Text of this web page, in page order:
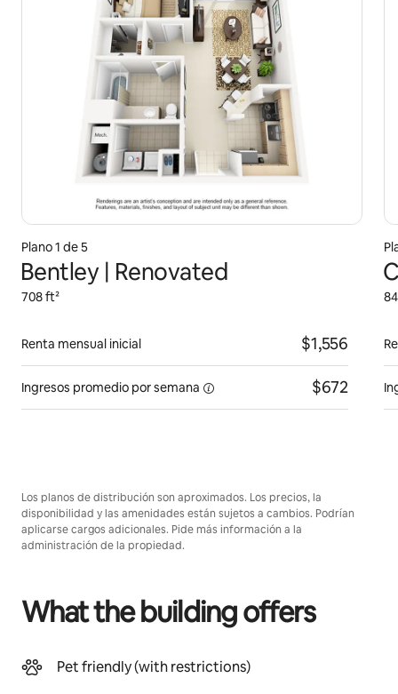
Plano 1 de 5
Bentley | Renovated
708 ft²
Renta mensual inicial $1,556
Ingresos promedio porsemana $672
Los planos de distribución son aproximados. Los precios, la
disponibilidad y las amenidades están sujetos a cambios. Podrían
aplicarse cargos adicionales. Pide más información a la
administración de la propiedad.
What the building offers
Pet friendly (with restrictions)